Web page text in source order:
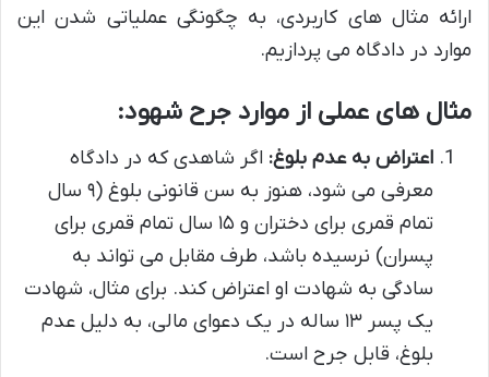
ارائه مثال های کاربردی، به چگونگی عملیاتی شدن این
موارد در دادگاه می پردازیم.
مثال های عملی از موارد جرح شهود:
اعتراض به عدم بلوغ: اگر شاهدی که در دادگاه
معرفی می شود، هنوز به سن قانونی بلوغ (۹ سال
تمام قمری برای دختران و ۱۵ سال تمام قمری برای
پسران) نرسیده باشد، طرف مقابل می تواند به
سادگی به شهادت او اعتراض کند. برای مثال، شهادت
یک پسر ۱۳ ساله در یک دعوای مالی، به دلیل عدم
بلوغ، قابل جرح است.